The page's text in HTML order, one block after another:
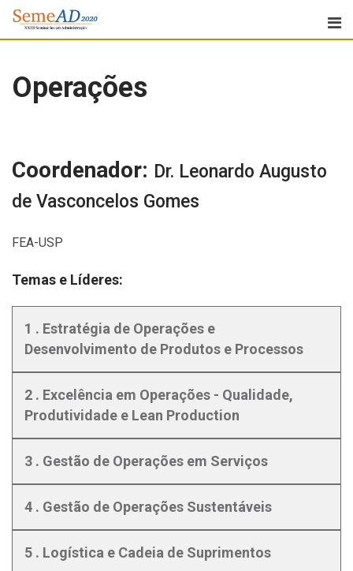
Operações
Coordenador: Dr. Leonardo Augusto
de Vasconcelos Gomes
FEA-USP
Temas e Líderes:
1 . Estratégia de Operações e
Desenvolvimento de Produtos e Processos
2 . Excelência em Operações - Qualidade,
Produtividade e Lean Production
3 . Gestão de Operações em Serviços
4 . Gestão de Operações Sustentáveis
5 . Logística e Cadeia de Suprimentos